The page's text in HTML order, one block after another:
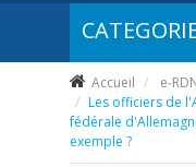
Accueil e-
Les officiers de
fédérale
exemple ?